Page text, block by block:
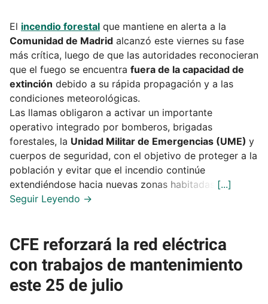
El incendio forestal que mantiene en alerta a la
Comunidad de Madrid alcanzó este viernes su fase
más crítica, luego de que las autoridades reconocieran
que el fuego se encuentra fuera de la capacidad de
extinción debido a su rápida propagación y a las
condiciones meteorológicas.
Las llamas obligaron a activar un importante
operativo integrado por bomberos, brigadas
forestales, la Unidad Militar de Emergencias (UME) y
cuerpos de seguridad, con el objetivo de proteger a la
población y evitar que el incendio continúe
extendiéndose hacia nuevas zonas habitadas.
CFE reforzará la red eléctrica
con trabajos de mantenimiento
este 25 de julio